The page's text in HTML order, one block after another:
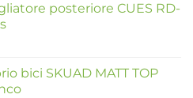
posteriore CUES RD-
bici SKUAD MATT TOP